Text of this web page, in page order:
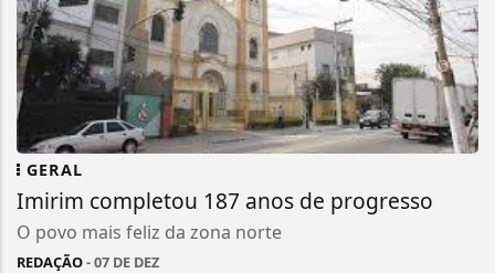
GERAL
Imirim completou 187 anos de progresso
O povo mais feliz da zona norte
REDAÇÃO- 07 DE DEZ